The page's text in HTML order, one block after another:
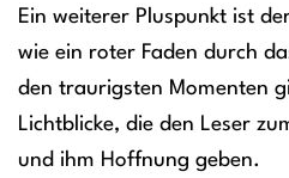
Ein weiterer Pluspunkt ist
wie ein roter Faden durch
den traurigsten Momenten
Lichtblicke, die den Leser
und ihm Hoffnung geben.